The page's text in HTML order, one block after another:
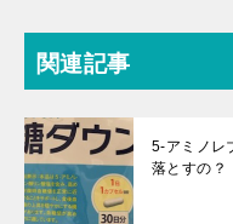
関連記事
5-アミノレ
落とすの？